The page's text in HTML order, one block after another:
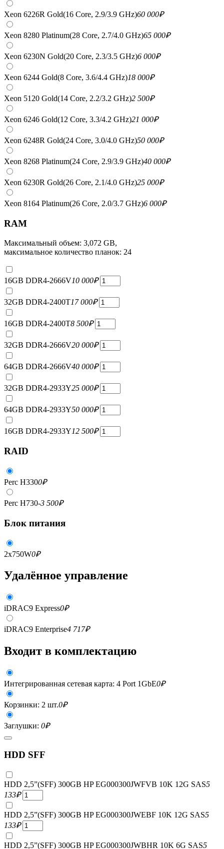
Xeon 6226R Gold(16 Core, 2.9/3.9 GHz)60 000₽
Xeon 8280 Platinum(28 Core, 2.7/4.0 GHz)65 000₽
Xeon 6230N Gold(20 Core, 2.3/3.5 GHz)6 000₽
Xeon 6244 Gold(8 Core, 3.6/4.4 GHz)18 000₽
Xeon 5120 Gold(14 Core, 2.2/3.2 GHz)2 500₽
Xeon 6246 Gold(12 Core, 3.3/4.2 GHz)21 000₽
Xeon 6248R Gold(24 Core, 3.0/4.0 GHz)50 000₽
Xeon 8268 Platinum(24 Core, 2.9/3.9 GHz)40 000₽
Xeon 6230R Gold(26 Core, 2.1/4.0 GHz)25 000₽
Xeon 8164 Platinum(26 Core, 2.0/3.7 GHz)6 000₽
RAM
Максимальный объем: 3,072 GB,
максимальное количество планок: 24
16GB DDR4-2666V10 000₽
32GB DDR4-2400T17 000₽
16GB DDR4-2400T8 500₽
32GB DDR4-2666V20 000₽
64GB DDR4-2666V40 000₽
32GB DDR4-2933Y25 000₽
64GB DDR4-2933Y50 000₽
16GB DDR4-2933Y12 500₽
RAID
Perc H3300₽
Perc H730-3 500₽
Блок питания
2x750W0₽
Удалённое управление
iDRAC9 Express0₽
iDRAC9 Enterprise4 717₽
Входит в комплектацию
Интегрированная сетевая карта: 4 Port 1GbE0₽
Корзинки: 2 шт.0₽
Заглушки: 0₽
HDD SFF
HDD 2,5”(SFF) 300GB HP EG000300JWFVB 10K 12G SAS5
133₽
HDD 2,5”(SFF) 300GB HP EG000300JWEBF 10K 12G SAS5
133₽
HDD 2,5”(SFF) 300GB HP EG000300JWBHR 10K 6G SAS5